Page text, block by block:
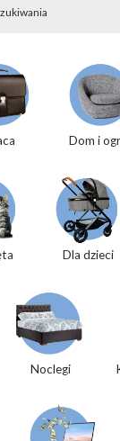
Dom i
Dla dzieci
Noclegi